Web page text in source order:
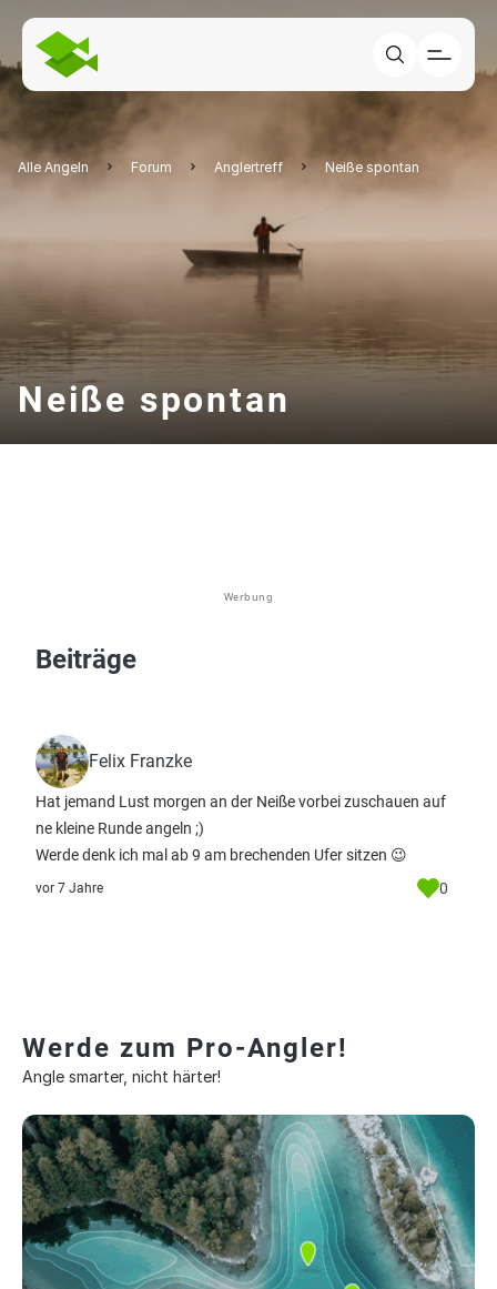
Alle Angeln Forum Anglertreff Neiße spontan
Neiße spontan
Werbung
Beiträge
Felix Franzke
Hat jemand Lust morgen an der Neiße vorbei zuschauen auf
ne kleine Runde angeln ;)
Werde denk ich mal ab 9 am brechenden Ufer sitzen 😉
vor 7 Jahre 0
Werde zum Pro-Angler!
Angle smarter, nicht härter!